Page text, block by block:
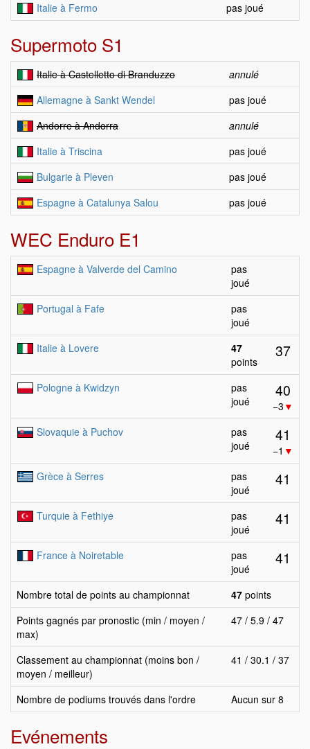
Italie à Fermo pas joué
Supermoto S1
Italie à Castelletto di Branduzzo
annulé
Allemagne à Sankt Wendel
pas joué
Andorre à Andorra
annulé
Italie à Triscina
pas joué
Bulgarie à Pleven
pas joué
Espagne à Catalunya Salou
pas joué
WEC Enduro E1
Espagne à Valverde del Camino
pas
joué
Portugal à Fafe
pas
joué
Italie à Lovere
47
points
37
Pologne à Kwidzyn
pas
joué
40
−3 ▼
Slovaquie à Puchov
pas
joué
41
−1 ▼
Grèce à Serres
pas
joué
41
Turquie à Fethiye
pas
joué
41
France à Noiretable
pas
joué
41
Nombre total de points au championnat 47 points
Points gagnés par pronostic (min / moyen /
max)
47 / 5.9 / 47
Classement au championnat (moins bon /
moyen / meilleur)
41 / 30.1 / 37
Nombre de podiums trouvés dans l'ordre Aucun sur 8
Evénements